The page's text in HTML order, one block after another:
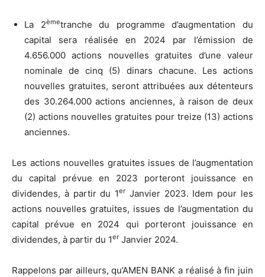
La 2èmetranche du programme d’augmentation du
capital sera réalisée en 2024 par l’émission de
4.656.000 actions nouvelles gratuites d’une valeur
nominale de cinq (5) dinars chacune. Les actions
nouvelles gratuites, seront attribuées aux détenteurs
des 30.264.000 actions anciennes, à raison de deux
(2) actions nouvelles gratuites pour treize (13) actions
anciennes.
Les actions nouvelles gratuites issues de l’augmentation
du capital prévue en 2023 porteront jouissance en
dividendes, à partir du 1er Janvier 2023. Idem pour les
actions nouvelles gratuites, issues de l’augmentation du
capital prévue en 2024 qui porteront jouissance en
dividendes, à partir du 1er Janvier 2024.
Rappelons par ailleurs, qu’AMEN BANK a réalisé à fin juin